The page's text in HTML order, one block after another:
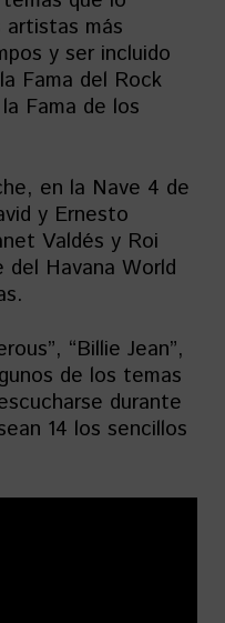
más
y ser incluido
Fama del Rock
Fama de los
en la Nave 4 de
y Ernesto
Valdés y Roi
del Havana World
“Billie Jean”,
de los temas
durante
14 los sencillos